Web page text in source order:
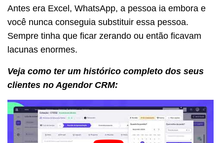
Antes era Excel, WhatsApp, a pessoa ia embora e
você nunca conseguia substituir essa pessoa.
Sempre tinha que ficar zerando ou então ficavam
lacunas enormes.
Veja como ter um histórico completo dos seus
clientes no Agendor CRM: